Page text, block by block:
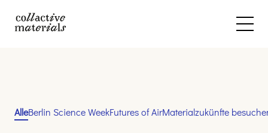
AlleBerlin Science WeekFutures of AirMaterialzukünfte